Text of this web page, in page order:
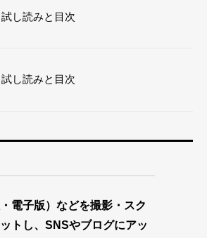
し読みと目次
し読みと目次
電子版）などを撮影・スク
トし、SNSやブログにアッ